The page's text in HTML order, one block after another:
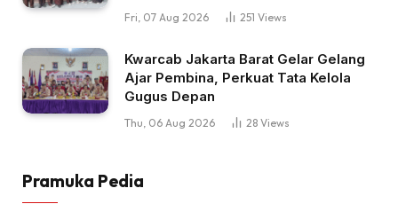
Fri, 07 Aug 2026 251 Views
Kwarcab Jakarta Barat Gelar Gelang
Ajar Pembina, Perkuat Tata Kelola
Gugus Depan
Thu, 06 Aug 2026 28 Views
Pramuka Pedia